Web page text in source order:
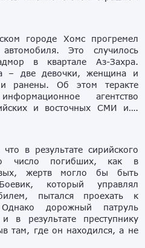
городе Хомс прогремел
Это случилось
в квартале Аз-Захра.
– две девочки, женщина и
ранены. Об этом теракте
агентство
и восточных СМИ и….
в результате сирийского
число погибших, как в
жертв могло бы быть
который управлял
пытался проехать к
дорожный патруль
результате преступнику
там, где он находился, а не